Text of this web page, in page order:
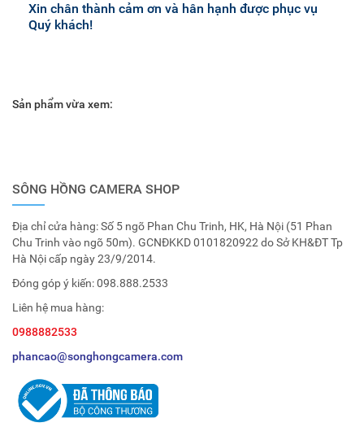
Xin chân thành cảm ơn và hân hạnh được phục vụ
Quý khách!
Sản phẩm vừa xem:
SÔNG HỒNG CAMERA SHOP
Địa chỉ cửa hàng: Số 5 ngõ Phan Chu Trinh, HK, Hà Nội (51 Phan
Chu Trinh vào ngõ 50m). GCNĐKKD 0101820922 do Sở KH&ĐT Tp
Hà Nội cấp ngày 23/9/2014.
Đóng góp ý kiến:098.888.2533
Liên hệ mua hàng:
0988882533
phancao@songhongcamera.com